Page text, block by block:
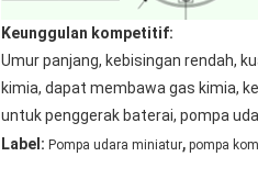
Keunggulan kompetitif:
Umur panjang, kebisingan rendah,
kimia, dapat membawa gas kimia,
untuk penggerak baterai, pompa
Label: Pompa udara miniatur, pompa